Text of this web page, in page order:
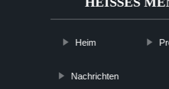
Heim
Nachrichten